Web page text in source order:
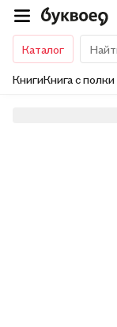
Каталог
КнигиКнига с полки